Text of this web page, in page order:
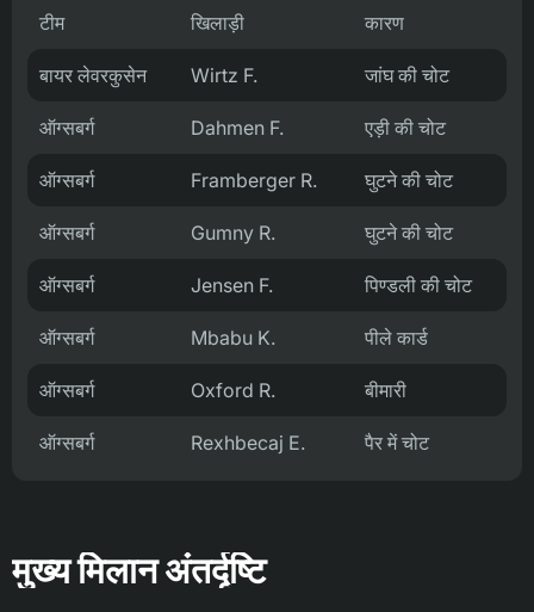
टीम खिलाड़ी कारण
बायर लेवरकुसेन Wirtz F. जांघ की चोट
ऑग्सबर्ग Dahmen F. एड़ी की चोट
ऑग्सबर्ग Framberger R. घुटने की चोट
ऑग्सबर्ग Gumny R. घुटने की चोट
ऑग्सबर्ग Jensen F. पिण्डली की चोट
ऑग्सबर्ग Mbabu K. पीले कार्ड
ऑग्सबर्ग Oxford R. बीमारी
ऑग्सबर्ग Rexhbecaj E. पैर में चोट
मुख्य मिलान अंतर्दृष्टि